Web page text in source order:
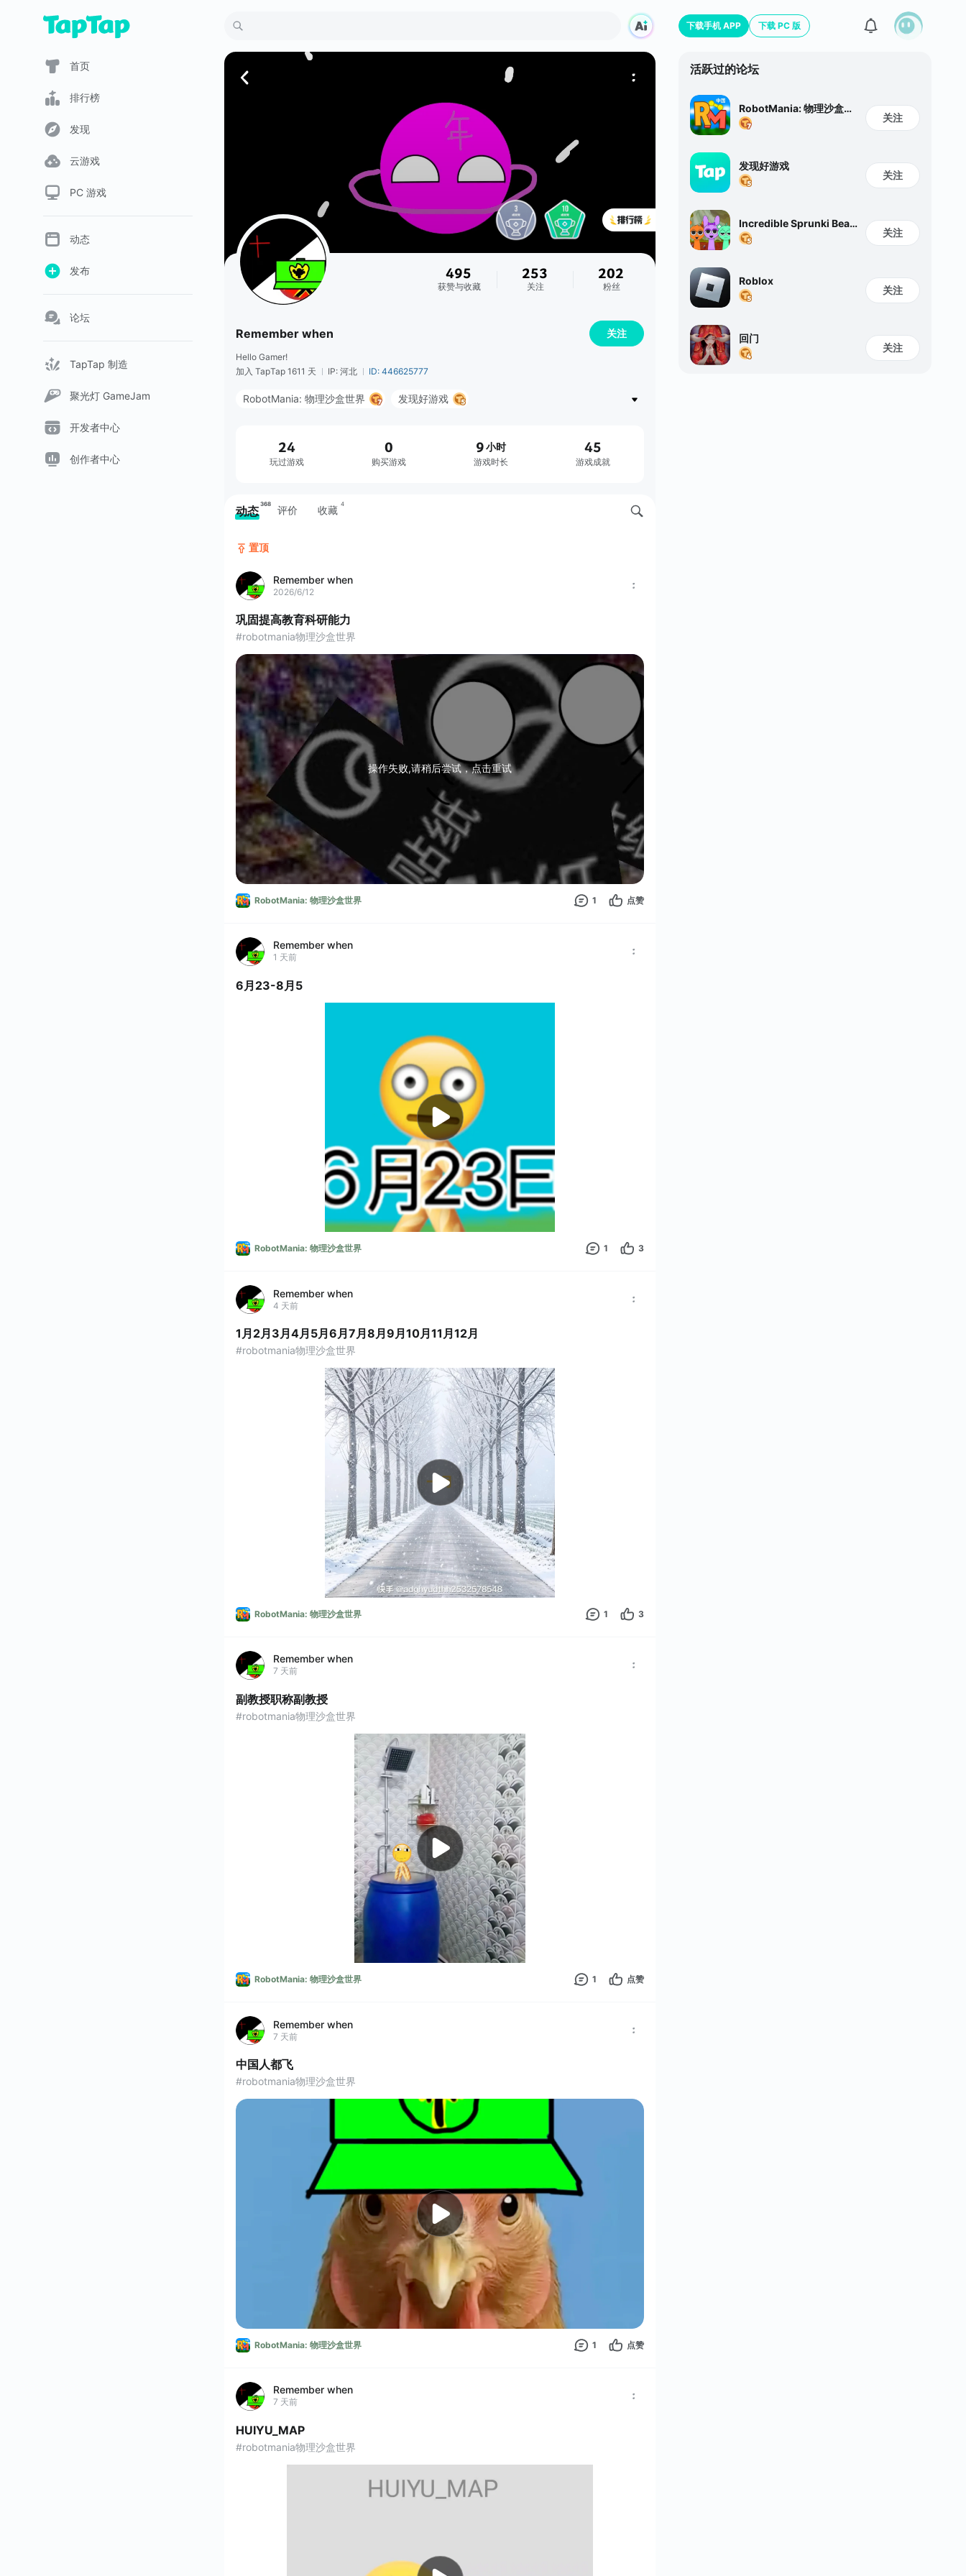
首页
排行榜
发现
云游戏
PC 游戏
动态
发布
论坛
TapTap 制造
聚光灯 GameJam
开发者中心
创作者中心
495
获赞与收藏
253
关注
202
粉丝
Remember when 关注
Hello Gamer!
加入 TapTap 1611 天
IP: 河北 ID: 446625777
RobotMania: 物理沙盒世界 发现好游戏
聚光灯游戏创作挑战
TapTap 生活区
PC | 主机 | 掌机
24
玩过游戏
0
购买游戏
9小时
游戏时长
45
游戏成就
动态 368 评价 收藏 4
置顶
Remember when
2026/6/12
巩固提高教育科研能力
#robotmania物理沙盒世界
操作失败,请稍后尝试，点击重试
RobotMania: 物理沙盒世界 1 点赞
Remember when
1 天前
6月23-8月5
RobotMania: 物理沙盒世界 1 3
Remember when
4 天前
1月2月3月4月5月6月7月8月9月10月11月12月
#robotmania物理沙盒世界
RobotMania: 物理沙盒世界 1 3
Remember when
7 天前
副教授职称副教授
#robotmania物理沙盒世界
RobotMania: 物理沙盒世界 1 点赞
Remember when
7 天前
中国人都飞
#robotmania物理沙盒世界
RobotMania: 物理沙盒世界 1 点赞
Remember when
7 天前
HUIYU_MAP
#robotmania物理沙盒世界
下载手机 APP 下载 PC 版
活跃过的论坛
RobotMania: 物理沙盒世
界
关注
发现好游戏
关注
Incredible Sprunki Beat
Box
关注
Roblox
关注
回门
关注